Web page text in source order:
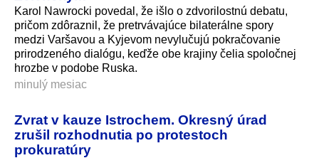
Karol Nawrocki povedal, že išlo o zdvorilostnú debatu,
pričom zdôraznil, že pretrvávajúce bilaterálne spory
medzi Varšavou a Kyjevom nevylučujú pokračovanie
prirodzeného dialógu, keďže obe krajiny čelia spoločnej
hrozbe v podobe Ruska.
minulý mesiac
Zvrat v kauze Istrochem. Okresný úrad
zrušil rozhodnutia po protestoch
prokuratúry